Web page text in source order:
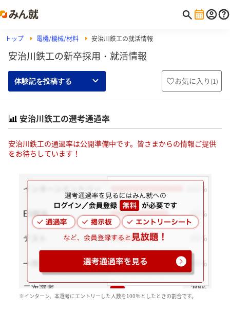
トップ 電機/機械/材料 安治川鉄工の就活情報
安治川鉄工の新卒採用・就活情報
体験記を投稿する お気に入り (1)
安治川鉄工の選考通過率
安治川鉄工の通過率は公開準備中です。皆さまからの情報ご提供
をお待ちしています！
※インターン、本選考にエントリーした人数を100％としたときの割合です。